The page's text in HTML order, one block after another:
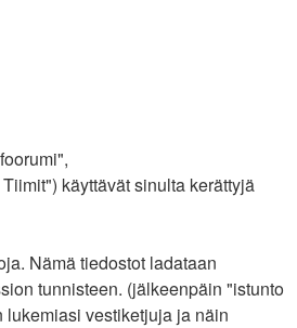
käyttävät sinulta kerättyjä
Nämä tiedostot ladataan
tunnisteen. (jälkeenpäin "istunto
vestiketjuja ja näin